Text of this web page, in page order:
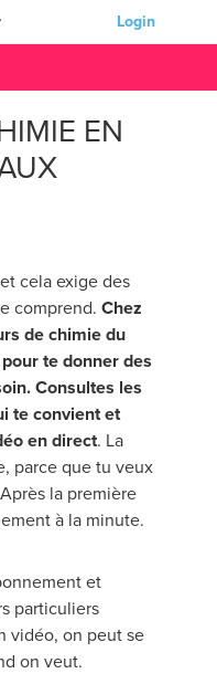
Login
EN
cela exige des
comprend. Chez
de chimie du
te donner des
Consultes les
te convient et
en direct. La
parce que tu veux
la première
à la minute.
et
particuliers
vidéo, on peut se
on veut.